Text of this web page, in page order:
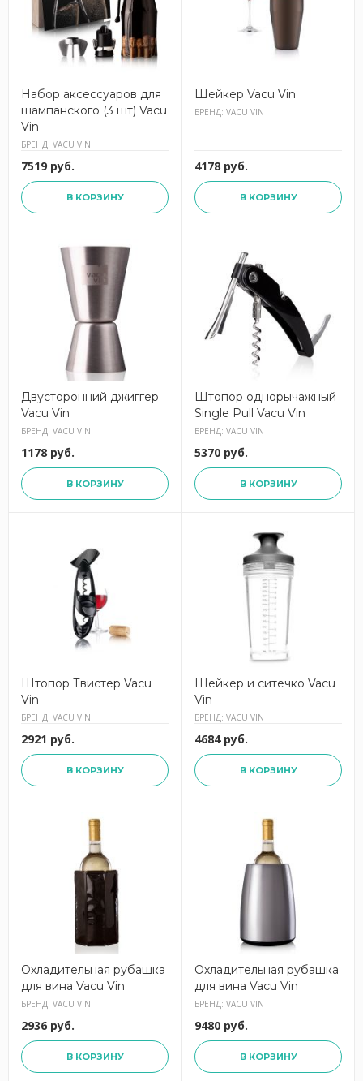
Набор аксессуаров для
шампанского (3 шт) Vacu
Vin
БРЕНД: VACU VIN
7519 руб.
В КОРЗИНУ
Шейкер Vacu Vin
БРЕНД: VACU VIN
4178 руб.
В КОРЗИНУ
Двусторонний джиггер
Vacu Vin
БРЕНД: VACU VIN
1178 руб.
В КОРЗИНУ
Штопор однорычажный
Single Pull Vacu Vin
БРЕНД: VACU VIN
5370 руб.
В КОРЗИНУ
Штопор Твистер Vacu
Vin
БРЕНД: VACU VIN
2921 руб.
В КОРЗИНУ
Шейкер и ситечко Vacu
Vin
БРЕНД: VACU VIN
4684 руб.
В КОРЗИНУ
Охладительная рубашка
для вина Vacu Vin
БРЕНД: VACU VIN
2936 руб.
В КОРЗИНУ
Охладительная рубашка
для вина Vacu Vin
БРЕНД: VACU VIN
9480 руб.
В КОРЗИНУ